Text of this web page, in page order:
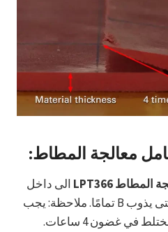
معالجة المطاط:
الى داخل
واخلطي جيدًا حتى يذوب B تمامًا. ملاحظة: يجب
في غضون 4 ساعات.